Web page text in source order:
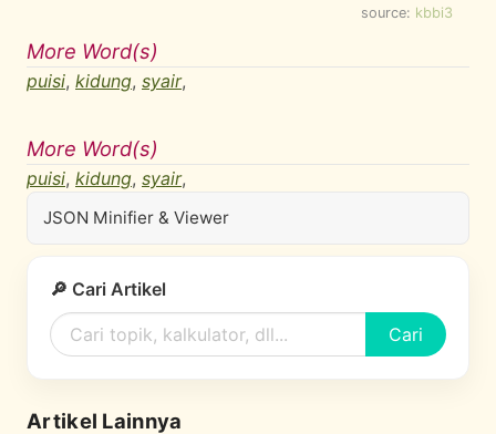
source: kbbi3
More Word(s)
puisi, kidung, syair,
More Word(s)
puisi, kidung, syair,
JSON Minifier & Viewer
🔎 Cari Artikel
Cari
Artikel Lainnya